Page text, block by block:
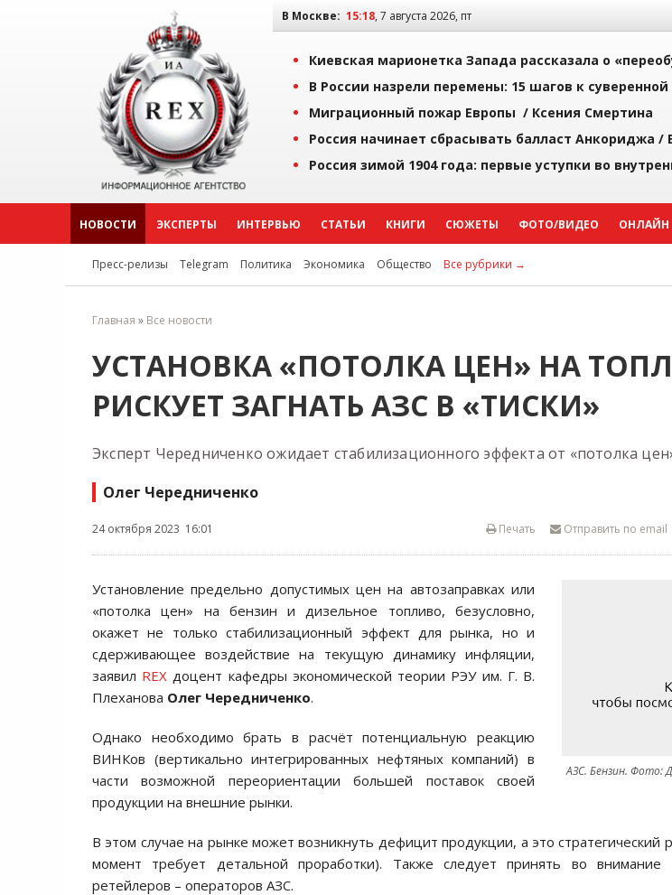
В Москве: 15:18, 7 августа 2026, пт
Киевская марионетка Запада рассказала о
В России назрели перемены: 15 шагов к
Миграционный пожар Европы / Ксения Смертина
Россия начинает сбрасывать балласт Анкориджа /
Россия зимой 1904 года: первые уступки во
НОВОСТИ ЭКСПЕРТЫ ИНТЕРВЬЮ СТАТЬИ КНИГИ СЮЖЕТЫ ФОТО/ВИДЕО ОНЛАЙН
Пресс-релизы Telegram Политика Экономика Общество Все рубрики →
Главная » Все новости
УСТАНОВКА «ПОТОЛКА ЦЕН» НА
РИСКУЕТ ЗАГНАТЬ АЗС В «ТИСКИ»
Эксперт Чередниченко ожидает стабилизационного эффекта от «потолка
Олег Чередниченко
24 октября 2023 16:01 Отправить по email
Печать
АЗС. Бензин. Фото:
Установление предельно допустимых цен на автозаправках или
«потолка цен» на бензин и дизельное топливо, безусловно,
окажет не только стабилизационный эффект для рынка, но и
сдерживающее воздействие на текущую динамику инфляции,
заявил REX доцент кафедры экономической теории РЭУ им. Г. В.
Плеханова Олег Чередниченко.
Однако необходимо брать в расчёт потенциальную реакцию
ВИНКов (вертикально интегрированных нефтяных компаний) в
части возможной переориентации большей поставок своей
продукции на внешние рынки.
В этом случае на рынке может возникнуть дефицит продукции, а это стратегический
момент требует детальной проработки). Также следует принять во внимание
ретейлеров – операторов АЗС.